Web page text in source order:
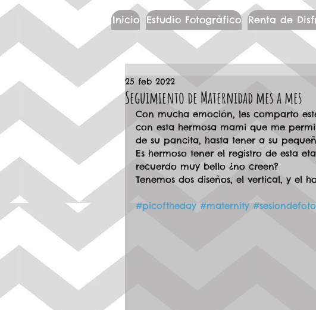
Inicio Estudio Fotogràfico Renta de
Seguimiento de Maternidad mes a mes
25 feb 2022
Con mucha emoción, les comparto
con esta hermosa mami que me
de su pancita, hasta tener a su
Es hermoso tener el registro de esta
recuerdo muy bello ¿no creen?
Tenemos dos diseños, el vertical, y el
#picoftheday #maternity